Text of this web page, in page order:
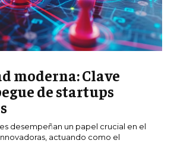
moderna: Clave
de startups
desempeñan un papel crucial en el
actuando como el